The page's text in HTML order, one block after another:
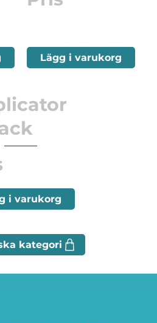
Lägg i varukorg
i varukorg